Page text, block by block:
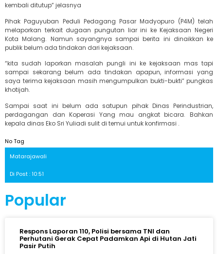
kembali ditutup” jelasnya
Pihak Paguyuban Peduli Pedagang Pasar Madyopuro (P4M) telah
melaporkan terkait dugaan pungutan liar ini ke Kejaksaan Negeri
Kota Malang. Namun sayangnya sampai berita ini dinaikkan ke
publik belum ada tindakan dari kejaksaan.
“kita sudah laporkan masalah pungli ini ke kejaksaan mas tapi
sampai sekarang belum ada tindakan apapun, informasi yang
saya terima kejaksaan masih mengumpulkan bukti-bukti” pungkas
khotijah.
Sampai saat ini belum ada satupun pihak Dinas Perindustrian,
perdagangan dan Koperasi Yang mau angkat bicara. Bahkan
kepala dinas Eko Sri Yuliadi sulit di temui untuk konfirmasi .
No Tag
Matarajawali
Di Post : 10:51
Popular
Respons Laporan 110, Polisi bersama TNI dan
Perhutani Gerak Cepat Padamkan Api di Hutan Jati
Pasir Putih